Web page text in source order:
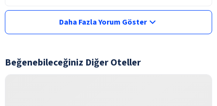
Daha Fazla Yorum Göster
Beğenebileceğiniz Diğer Oteller